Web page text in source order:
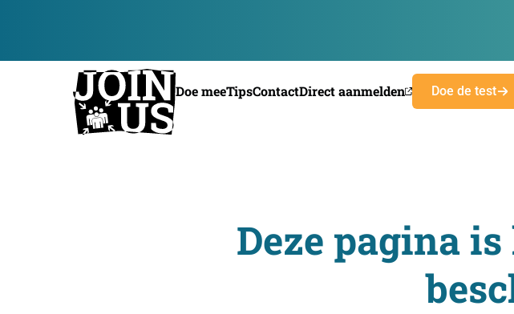
Doe meeTipsContactDirect aanmelden Doe de test
Deze pagina